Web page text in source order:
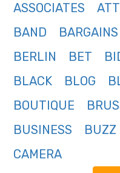
ASSOCIATES
BAND
BARGAINS
BERLIN
BET
BLACK
BLOG
BOUTIQUE
BUSINESS
BUZZ
CAMERA